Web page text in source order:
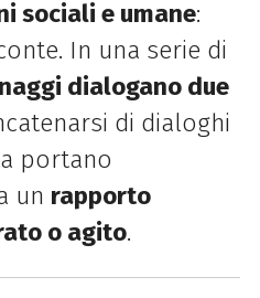
sociali e umane:
In una serie di
dialogano due
di dialoghi
portano
un rapporto
o agito.